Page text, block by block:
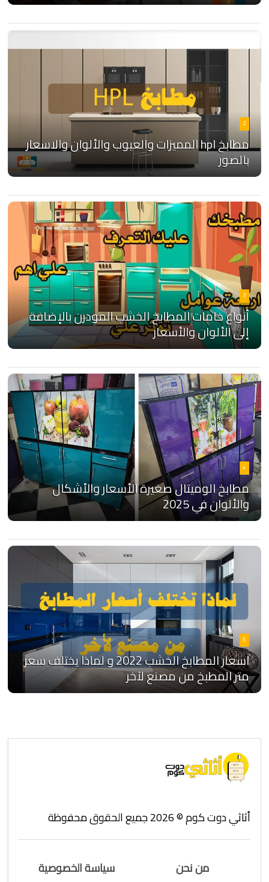
2
مطابخ hpl المميزات والعيوب والألوان والاسعار
بالصور
3
أنواع خامات المطابخ الخشب المودرن بالإضافة
إلى الألوان والأسعار
4
مطابخ الوميتال صغيرة الأسعار والأشكال
والألوان في 2025
5
اسعار المطابخ الخشب 2022 و لماذا يختلف سعر
متر المطبخ من مصنع لآخر
أثاثي دوت كوم ©2026جميع الحقوق محفوظة
من نحن سياسة الخصوصية